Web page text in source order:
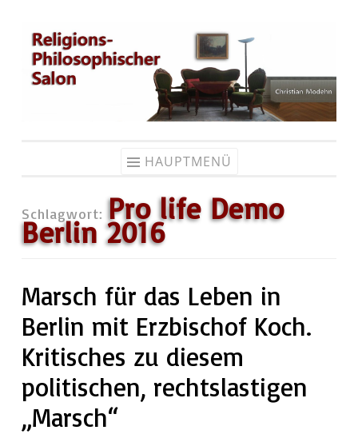
Zum
Inhalt
springen
HAUPTMENÜ
Schlagwort: Pro life Demo
Berlin 2016
Marsch für das Leben in
Berlin mit Erzbischof Koch.
Kritisches zu diesem
politischen, rechtslastigen
„Marsch“